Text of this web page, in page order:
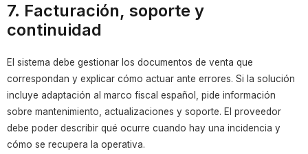
7. Facturación, soporte y
continuidad
El sistema debe gestionar los documentos de venta que
correspondan y explicar cómo actuar ante errores. Si la solución
incluye adaptación al marco fiscal español, pide información
sobre mantenimiento, actualizaciones y soporte. El proveedor
debe poder describir qué ocurre cuando hay una incidencia y
cómo se recupera la operativa.